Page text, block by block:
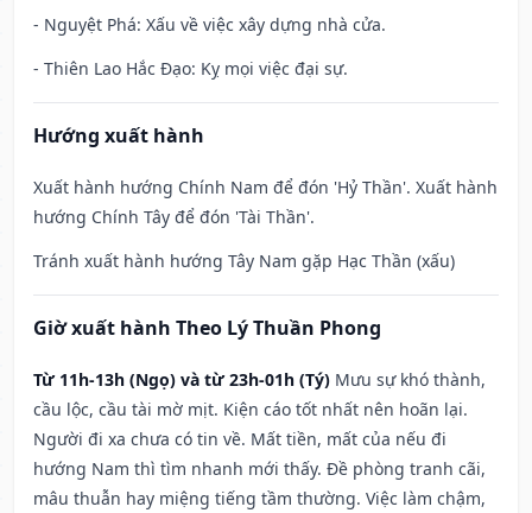
- Nguyệt Phá: Xấu về việc xây dựng nhà cửa.
- Thiên Lao Hắc Đạo: Kỵ mọi việc đại sự.
Hướng xuất hành
Xuất hành hướng Chính Nam để đón 'Hỷ Thần'. Xuất hành
hướng Chính Tây để đón 'Tài Thần'.
Tránh xuất hành hướng Tây Nam gặp Hạc Thần (xấu)
Giờ xuất hành Theo Lý Thuần Phong
Từ 11h-13h (Ngọ) và từ 23h-01h (Tý) Mưu sự khó thành,
cầu lộc, cầu tài mờ mịt. Kiện cáo tốt nhất nên hoãn lại.
Người đi xa chưa có tin về. Mất tiền, mất của nếu đi
hướng Nam thì tìm nhanh mới thấy. Đề phòng tranh cãi,
mâu thuẫn hay miệng tiếng tầm thường. Việc làm chậm,